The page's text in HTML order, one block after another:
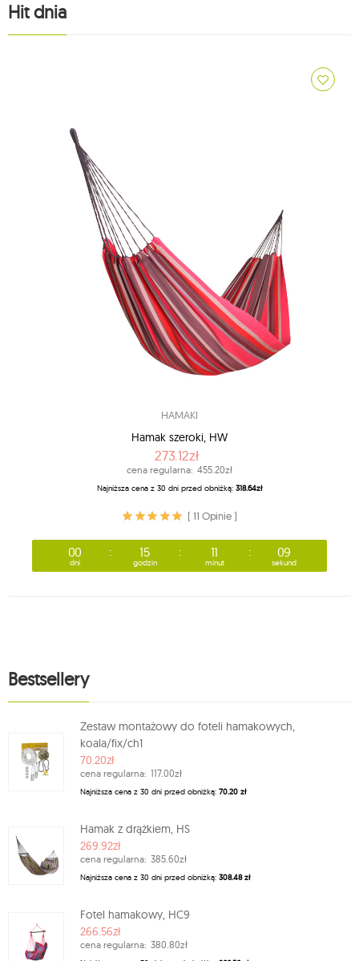
Hit dnia
HAMAKI
Hamak szeroki, HW
273.12zł
cena regularna: 455.20zł
Najniższa cena z 30 dni przed obniżką: 318.64zł
( 11 Opinie )
00
dni
15
godzin
11
minut
07
sekund
Bestsellery
Zestaw montażowy do foteli hamakowych,
koala/fix/ch1
70.20zł
cena regularna: 117.00zł
Najniższa cena z 30 dni przed obniżką: 70.20 zł
Hamak z drążkiem, HS
269.92zł
cena regularna: 385.60zł
Najniższa cena z 30 dni przed obniżką: 308.48 zł
Fotel hamakowy, HC9
266.56zł
cena regularna: 380.80zł